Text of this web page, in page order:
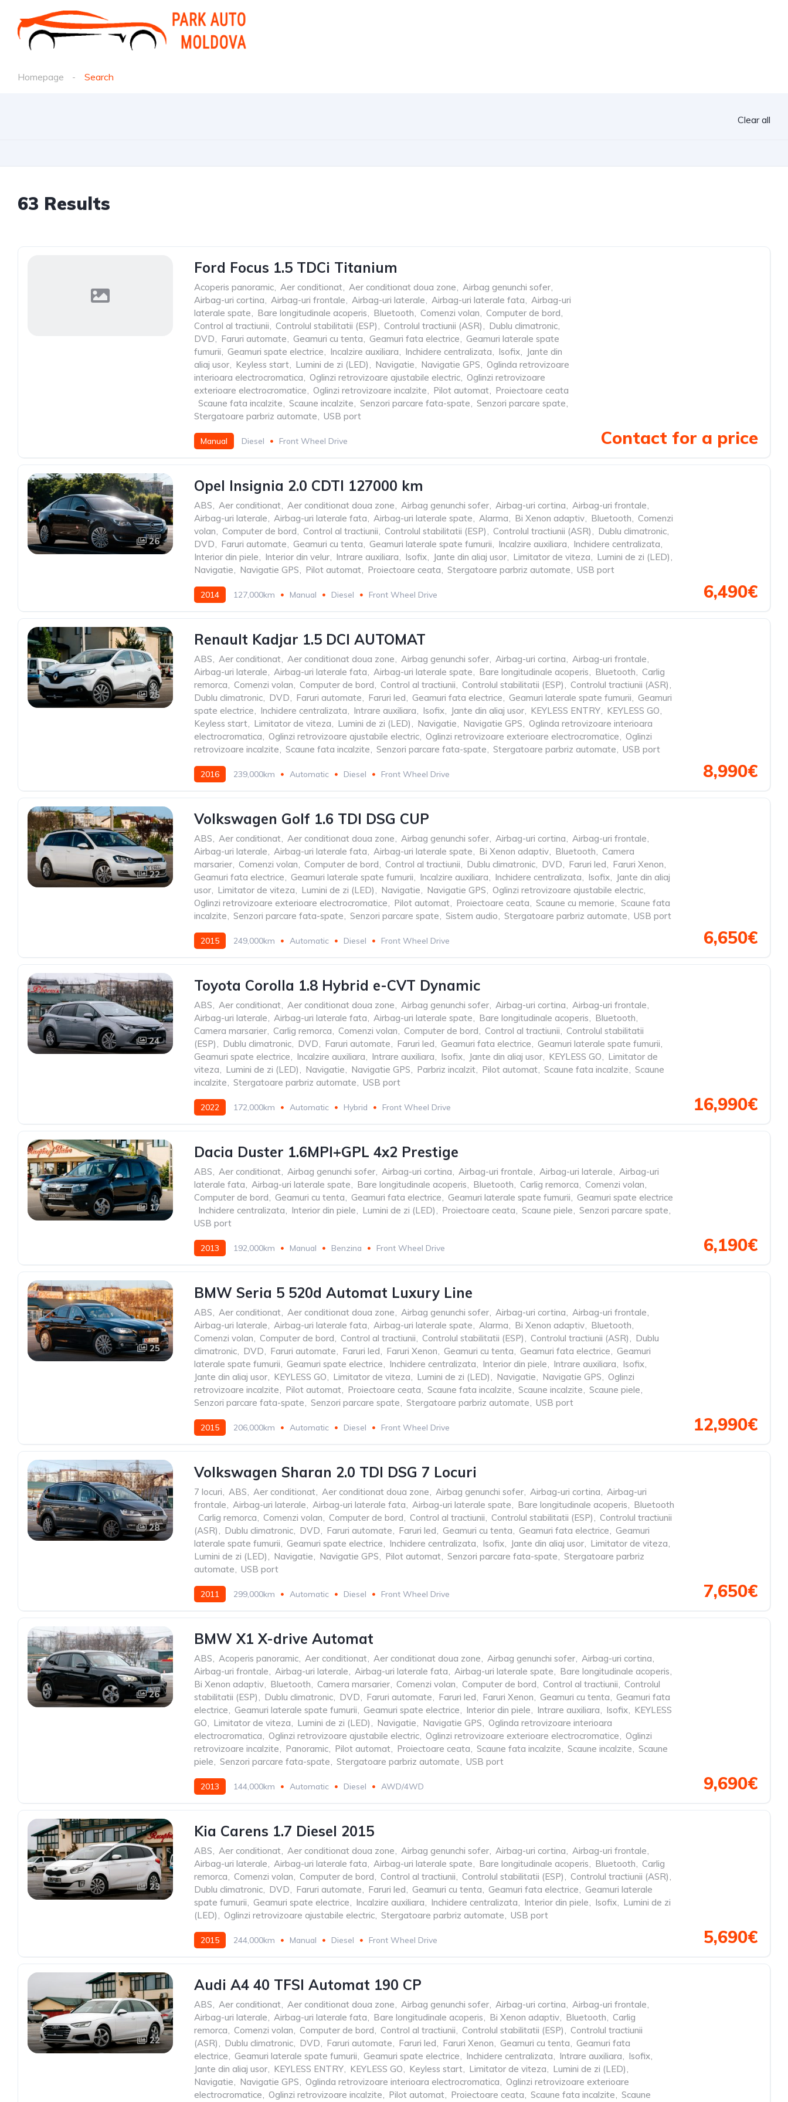
Homepage Search
Clear all
63 Results
Ford Focus 1.5 TDCi Titanium
Acoperis panoramic, Aer conditionat, Aer conditionat doua zone, Airbag genunchi sofer,
Airbag-uri cortina, Airbag-uri frontale, Airbag-uri laterale, Airbag-uri laterale fata, Airbag-uri
laterale spate, Bare longitudinale acoperis, Bluetooth, Comenzi volan, Computer de bord,
Control al tractiunii, Controlul stabilitatii (ESP), Controlul tractiunii (ASR), Dublu climatronic,
DVD, Faruri automate, Geamuri cu tenta, Geamuri fata electrice, Geamuri laterale spate
fumurii, Geamuri spate electrice, Incalzire auxiliara, Inchidere centralizata, Isofix, Jante din
aliaj usor, Keyless start, Lumini de zi (LED), Navigatie, Navigatie GPS, Oglinda retrovizoare
interioara electrocromatica, Oglinzi retrovizoare ajustabile electric, Oglinzi retrovizoare
exterioare electrocromatice, Oglinzi retrovizoare incalzite, Pilot automat, Proiectoare ceata
Scaune fata incalzite, Scaune incalzite, Senzori parcare fata-spate, Senzori parcare spate,
Stergatoare parbriz automate, USB port
Manual Diesel Front Wheel Drive Contact for a price
26
Opel Insignia 2.0 CDTI 127000 km
ABS, Aer conditionat, Aer conditionat doua zone, Airbag genunchi sofer, Airbag-uri cortina, Airbag-uri frontale,
Airbag-uri laterale, Airbag-uri laterale fata, Airbag-uri laterale spate, Alarma, Bi Xenon adaptiv, Bluetooth, Comenzi
volan, Computer de bord, Control al tractiunii, Controlul stabilitatii (ESP), Controlul tractiunii (ASR), Dublu climatronic,
DVD, Faruri automate, Geamuri cu tenta, Geamuri laterale spate fumurii, Incalzire auxiliara, Inchidere centralizata,
Interior din piele, Interior din velur, Intrare auxiliara, Isofix, Jante din aliaj usor, Limitator de viteza, Lumini de zi (LED),
Navigatie, Navigatie GPS, Pilot automat, Proiectoare ceata, Stergatoare parbriz automate, USB port
2014 127,000km Manual Diesel Front Wheel Drive 6,490€
25
Renault Kadjar 1.5 DCI AUTOMAT
ABS, Aer conditionat, Aer conditionat doua zone, Airbag genunchi sofer, Airbag-uri cortina, Airbag-uri frontale,
Airbag-uri laterale, Airbag-uri laterale fata, Airbag-uri laterale spate, Bare longitudinale acoperis, Bluetooth, Carlig
remorca, Comenzi volan, Computer de bord, Control al tractiunii, Controlul stabilitatii (ESP), Controlul tractiunii (ASR),
Dublu climatronic, DVD, Faruri automate, Faruri led, Geamuri fata electrice, Geamuri laterale spate fumurii, Geamuri
spate electrice, Inchidere centralizata, Intrare auxiliara, Isofix, Jante din aliaj usor, KEYLESS ENTRY, KEYLESS GO,
Keyless start, Limitator de viteza, Lumini de zi (LED), Navigatie, Navigatie GPS, Oglinda retrovizoare interioara
electrocromatica, Oglinzi retrovizoare ajustabile electric, Oglinzi retrovizoare exterioare electrocromatice, Oglinzi
retrovizoare incalzite, Scaune fata incalzite, Senzori parcare fata-spate, Stergatoare parbriz automate, USB port
2016 239,000km Automatic Diesel Front Wheel Drive 8,990€
22
Volkswagen Golf 1.6 TDI DSG CUP
ABS, Aer conditionat, Aer conditionat doua zone, Airbag genunchi sofer, Airbag-uri cortina, Airbag-uri frontale,
Airbag-uri laterale, Airbag-uri laterale fata, Airbag-uri laterale spate, Bi Xenon adaptiv, Bluetooth, Camera
marsarier, Comenzi volan, Computer de bord, Control al tractiunii, Dublu climatronic, DVD, Faruri led, Faruri Xenon,
Geamuri fata electrice, Geamuri laterale spate fumurii, Incalzire auxiliara, Inchidere centralizata, Isofix, Jante din aliaj
usor, Limitator de viteza, Lumini de zi (LED), Navigatie, Navigatie GPS, Oglinzi retrovizoare ajustabile electric,
Oglinzi retrovizoare exterioare electrocromatice, Pilot automat, Proiectoare ceata, Scaune cu memorie, Scaune fata
incalzite, Senzori parcare fata-spate, Senzori parcare spate, Sistem audio, Stergatoare parbriz automate, USB port
2015 249,000km Automatic Diesel Front Wheel Drive 6,650€
24
Toyota Corolla 1.8 Hybrid e-CVT Dynamic
ABS, Aer conditionat, Aer conditionat doua zone, Airbag genunchi sofer, Airbag-uri cortina, Airbag-uri frontale,
Airbag-uri laterale, Airbag-uri laterale fata, Airbag-uri laterale spate, Bare longitudinale acoperis, Bluetooth,
Camera marsarier, Carlig remorca, Comenzi volan, Computer de bord, Control al tractiunii, Controlul stabilitatii
(ESP), Dublu climatronic, DVD, Faruri automate, Faruri led, Geamuri fata electrice, Geamuri laterale spate fumurii,
Geamuri spate electrice, Incalzire auxiliara, Intrare auxiliara, Isofix, Jante din aliaj usor, KEYLESS GO, Limitator de
viteza, Lumini de zi (LED), Navigatie, Navigatie GPS, Parbriz incalzit, Pilot automat, Scaune fata incalzite, Scaune
incalzite, Stergatoare parbriz automate, USB port
2022 172,000km Automatic Hybrid Front Wheel Drive 16,990€
17
Dacia Duster 1.6MPI+GPL 4x2 Prestige
ABS, Aer conditionat, Airbag genunchi sofer, Airbag-uri cortina, Airbag-uri frontale, Airbag-uri laterale, Airbag-uri
laterale fata, Airbag-uri laterale spate, Bare longitudinale acoperis, Bluetooth, Carlig remorca, Comenzi volan,
Computer de bord, Geamuri cu tenta, Geamuri fata electrice, Geamuri laterale spate fumurii, Geamuri spate electrice
Inchidere centralizata, Interior din piele, Lumini de zi (LED), Proiectoare ceata, Scaune piele, Senzori parcare spate,
USB port
2013 192,000km Manual Benzina Front Wheel Drive 6,190€
25
BMW Seria 5 520d Automat Luxury Line
ABS, Aer conditionat, Aer conditionat doua zone, Airbag genunchi sofer, Airbag-uri cortina, Airbag-uri frontale,
Airbag-uri laterale, Airbag-uri laterale fata, Airbag-uri laterale spate, Alarma, Bi Xenon adaptiv, Bluetooth,
Comenzi volan, Computer de bord, Control al tractiunii, Controlul stabilitatii (ESP), Controlul tractiunii (ASR), Dublu
climatronic, DVD, Faruri automate, Faruri led, Faruri Xenon, Geamuri cu tenta, Geamuri fata electrice, Geamuri
laterale spate fumurii, Geamuri spate electrice, Inchidere centralizata, Interior din piele, Intrare auxiliara, Isofix,
Jante din aliaj usor, KEYLESS GO, Limitator de viteza, Lumini de zi (LED), Navigatie, Navigatie GPS, Oglinzi
retrovizoare incalzite, Pilot automat, Proiectoare ceata, Scaune fata incalzite, Scaune incalzite, Scaune piele,
Senzori parcare fata-spate, Senzori parcare spate, Stergatoare parbriz automate, USB port
2015 206,000km Automatic Diesel Front Wheel Drive 12,990€
28
Volkswagen Sharan 2.0 TDI DSG 7 Locuri
7 locuri, ABS, Aer conditionat, Aer conditionat doua zone, Airbag genunchi sofer, Airbag-uri cortina, Airbag-uri
frontale, Airbag-uri laterale, Airbag-uri laterale fata, Airbag-uri laterale spate, Bare longitudinale acoperis, Bluetooth
Carlig remorca, Comenzi volan, Computer de bord, Control al tractiunii, Controlul stabilitatii (ESP), Controlul tractiunii
(ASR), Dublu climatronic, DVD, Faruri automate, Faruri led, Geamuri cu tenta, Geamuri fata electrice, Geamuri
laterale spate fumurii, Geamuri spate electrice, Inchidere centralizata, Isofix, Jante din aliaj usor, Limitator de viteza,
Lumini de zi (LED), Navigatie, Navigatie GPS, Pilot automat, Senzori parcare fata-spate, Stergatoare parbriz
automate, USB port
2011 299,000km Automatic Diesel Front Wheel Drive 7,650€
26
BMW X1 X-drive Automat
ABS, Acoperis panoramic, Aer conditionat, Aer conditionat doua zone, Airbag genunchi sofer, Airbag-uri cortina,
Airbag-uri frontale, Airbag-uri laterale, Airbag-uri laterale fata, Airbag-uri laterale spate, Bare longitudinale acoperis,
Bi Xenon adaptiv, Bluetooth, Camera marsarier, Comenzi volan, Computer de bord, Control al tractiunii, Controlul
stabilitatii (ESP), Dublu climatronic, DVD, Faruri automate, Faruri led, Faruri Xenon, Geamuri cu tenta, Geamuri fata
electrice, Geamuri laterale spate fumurii, Geamuri spate electrice, Interior din piele, Intrare auxiliara, Isofix, KEYLESS
GO, Limitator de viteza, Lumini de zi (LED), Navigatie, Navigatie GPS, Oglinda retrovizoare interioara
electrocromatica, Oglinzi retrovizoare ajustabile electric, Oglinzi retrovizoare exterioare electrocromatice, Oglinzi
retrovizoare incalzite, Panoramic, Pilot automat, Proiectoare ceata, Scaune fata incalzite, Scaune incalzite, Scaune
piele, Senzori parcare fata-spate, Stergatoare parbriz automate, USB port
2013 144,000km Automatic Diesel AWD/4WD 9,690€
23
Kia Carens 1.7 Diesel 2015
ABS, Aer conditionat, Aer conditionat doua zone, Airbag genunchi sofer, Airbag-uri cortina, Airbag-uri frontale,
Airbag-uri laterale, Airbag-uri laterale fata, Airbag-uri laterale spate, Bare longitudinale acoperis, Bluetooth, Carlig
remorca, Comenzi volan, Computer de bord, Control al tractiunii, Controlul stabilitatii (ESP), Controlul tractiunii (ASR),
Dublu climatronic, DVD, Faruri automate, Faruri led, Geamuri cu tenta, Geamuri fata electrice, Geamuri laterale
spate fumurii, Geamuri spate electrice, Incalzire auxiliara, Inchidere centralizata, Interior din piele, Isofix, Lumini de zi
(LED), Oglinzi retrovizoare ajustabile electric, Stergatoare parbriz automate, USB port
2015 244,000km Manual Diesel Front Wheel Drive 5,690€
22
Audi A4 40 TFSI Automat 190 CP
ABS, Aer conditionat, Aer conditionat doua zone, Airbag genunchi sofer, Airbag-uri cortina, Airbag-uri frontale,
Airbag-uri laterale, Airbag-uri laterale fata, Bare longitudinale acoperis, Bi Xenon adaptiv, Bluetooth, Carlig
remorca, Comenzi volan, Computer de bord, Control al tractiunii, Controlul stabilitatii (ESP), Controlul tractiunii
(ASR), Dublu climatronic, DVD, Faruri automate, Faruri led, Faruri Xenon, Geamuri cu tenta, Geamuri fata
electrice, Geamuri laterale spate fumurii, Geamuri spate electrice, Inchidere centralizata, Intrare auxiliara, Isofix,
Jante din aliaj usor, KEYLESS ENTRY, KEYLESS GO, Keyless start, Limitator de viteza, Lumini de zi (LED),
Navigatie, Navigatie GPS, Oglinda retrovizoare interioara electrocromatica, Oglinzi retrovizoare exterioare
electrocromatice, Oglinzi retrovizoare incalzite, Pilot automat, Proiectoare ceata, Scaune fata incalzite, Scaune